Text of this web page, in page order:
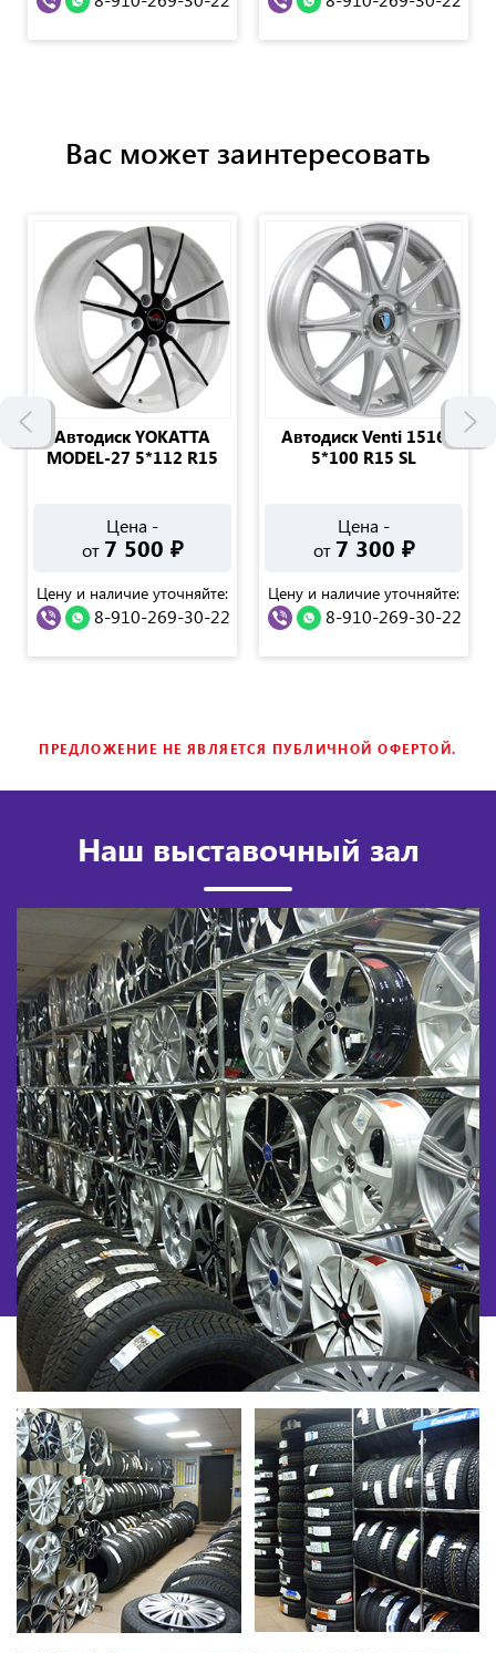
Вас может заинтересовать
Автодиск YOKATTA
MODEL-27 5*112 R15
Цена -
от 7 500 ₽
Цену и наличие уточняйте:
8-910-269-30-22
Автодиск Venti 1516
5*100 R15 SL
Цена -
от 7 300 ₽
Цену и наличие уточняйте:
8-910-269-30-22
ПРЕДЛОЖЕНИЕ НЕ ЯВЛЯЕТСЯ ПУБЛИЧНОЙ ОФЕРТОЙ.
Наш выставочный зал